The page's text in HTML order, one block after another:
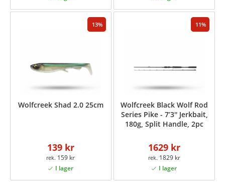
13
Wolfcreek Shad 2.0 25cm
139 kr
159 kr
11
Wolfcreek Black Wolf Rod
Series Pike - 7’3'' Jerkbait,
180g, Split Handle, 2pc
1629 kr
1829 kr